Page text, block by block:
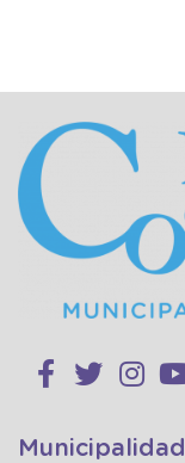
Municipalidad